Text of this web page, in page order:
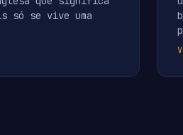
só se vive uma